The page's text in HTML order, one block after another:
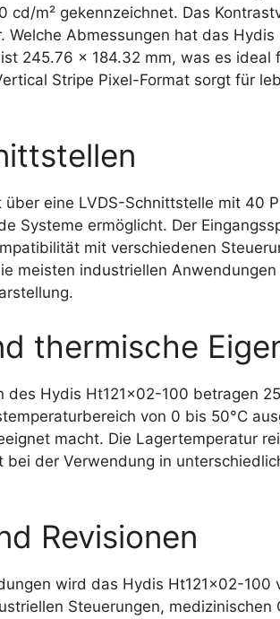
cd/m² gekennzeichnet. Das
Welche Abmessungen hat das Hydis
245.76 x 184.32 mm, was es ideal
Stripe Pixel-Format sorgt für
eine LVDS-Schnittstelle mit 40
Systeme ermöglicht. Der
mit verschiedenen
meisten industriellen
thermische
des Hydis Ht121x02-100 betragen
von 0 bis 50°C
macht. Die Lagertemperatur
der Verwendung in
Revisionen
wird das Hydis Ht121x02-100
Steuerungen, medizinischen